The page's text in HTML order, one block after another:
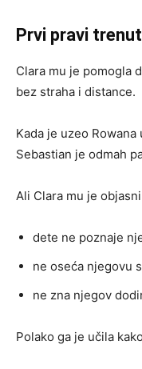
Prvi pravi
Clara mu je pomogla
bez straha i distance.
Kada je uzeo
Sebastian je odmah
Ali Clara mu je
dete ne poznaje
ne oseća njegovu
ne zna njegov
Polako ga je učila